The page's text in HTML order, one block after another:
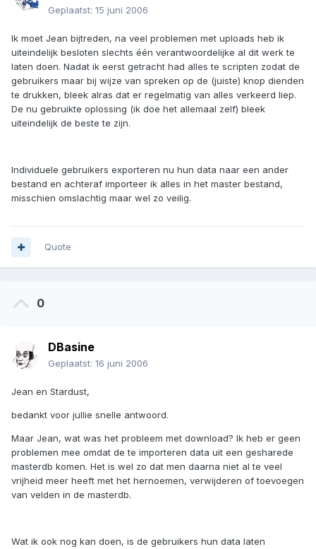
Geplaatst: 15 juni 2006
Ik moet Jean bijtreden, na veel problemen met uploads heb ik
uiteindelijk besloten slechts één verantwoordelijke al dit werk te
laten doen. Nadat ik eerst getracht had alles te scripten zodat de
gebruikers maar bij wijze van spreken op de (juiste) knop dienden
te drukken, bleek alras dat er regelmatig van alles verkeerd liep.
De nu gebruikte oplossing (ik doe het allemaal zelf) bleek
uiteindelijk de beste te zijn.
Individuele gebruikers exporteren nu hun data naar een ander
bestand en achteraf importeer ik alles in het master bestand,
misschien omslachtig maar wel zo veilig.
Quote
0
DBasine
Geplaatst: 16 juni 2006
Jean en Stardust,
bedankt voor jullie snelle antwoord.
Maar Jean, wat was het probleem met download? Ik heb er geen
problemen mee omdat de te importeren data uit een gesharede
masterdb komen. Het is wel zo dat men daarna niet al te veel
vrijheid meer heeft met het hernoemen, verwijderen of toevoegen
van velden in de masterdb.
Wat ik ook nog kan doen, is de gebruikers hun data laten